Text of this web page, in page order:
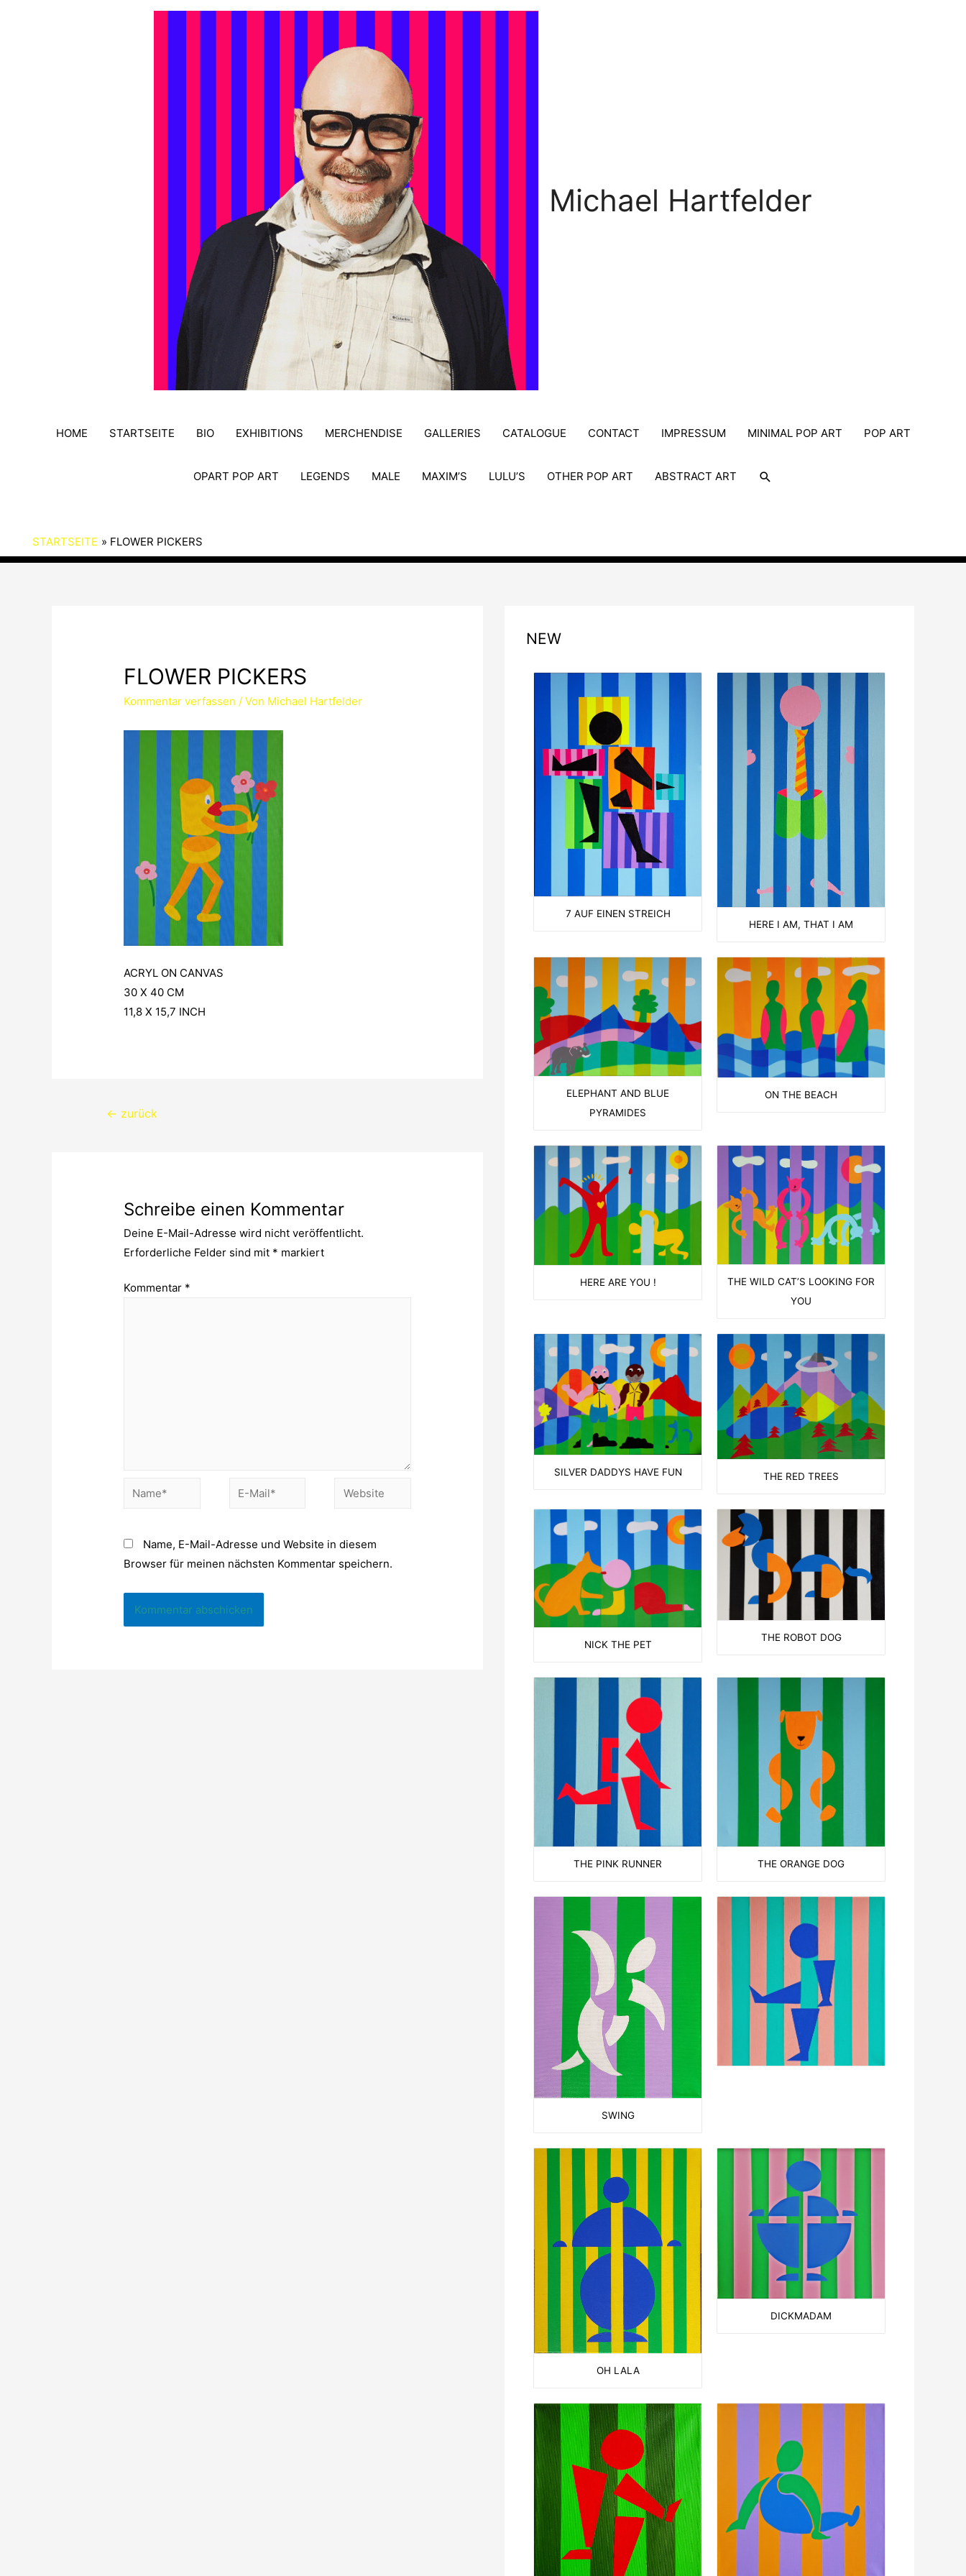
Michael Hartfelder
HOME STARTSEITE BIO EXHIBITIONS MERCHENDISE GALLERIES CATALOGUE CONTACT IMPRESSUM MINIMAL POP ART POP ART
OPART POP ART LEGENDS MALE MAXIM’S LULU’S OTHER POP ART ABSTRACT ART Suche
STARTSEITE FLOWER PICKERS
FLOWER PICKERS
Kommentar verfassen / Von Michael Hartfelder
ACRYL ON CANVAS
30 X 40 CM
11,8 X 15,7 INCH
Beitragsnavigation
← zurück
Schreibe einen Kommentar
Deine E-Mail-Adresse wird nicht veröffentlicht.
Erforderliche Felder sind mit * markiert
Kommentar *
Name*
E-
Website
Name, E-Mail-Adresse und Website in diesem
Browser für meinen nächsten Kommentar speichern.
NEW
7 AUF EINEN STREICH
HERE I AM, THAT I AM
ELEPHANT AND BLUE
PYRAMIDES
ON THE BEACH
HERE ARE YOU !
THE WILD CAT’S LOOKING FOR
YOU
SILVER DADDYS HAVE FUN THE RED TREES
NICK THE PET
THE ROBOT DOG
THE PINK RUNNER THE ORANGE DOG
SWING
OH LALA
DICKMADAM